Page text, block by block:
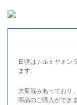
日頃はナルミヤオン
ます。
大変混みあっており
商品のご購入ができ